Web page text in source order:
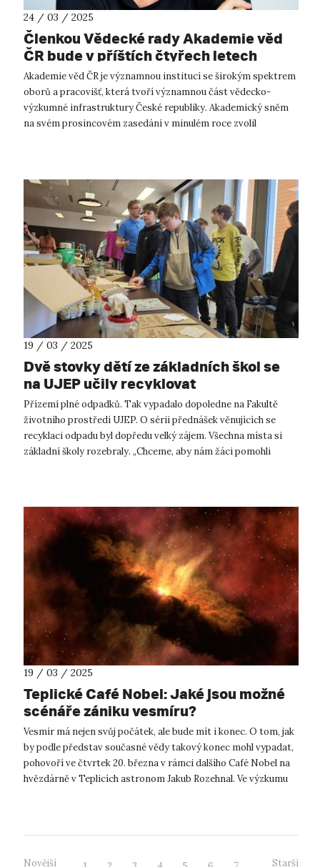
24 / 03 / 2025
Členkou Vědecké rady Akademie věd
ČR bude v příštích čtyřech letech
emeritní děkanka FF UJEP prof.
Michaela Hrubá
Akademie věd ČR je významnou institucí se širokým spektrem
oborů a pracovišť, která tvoří významnou část vědecko-
výzkumné infrastruktury České republiky. Akademický sněm
na svém prosincovém zasedání v minulém roce zvolil
19 / 03 / 2025
Dvě stovky dětí ze základních škol se
na UJEP učily recyklovat
Přízemí plné odpadků. Tak vypadalo dopoledne na Fakultě
životního prostředí UJEP. O sérii přednášek věnujících se
recyklaci odpadu byl dopředu velký zájem. Všechna místa si
základní školy rozebraly. „Chceme, aby nám žáci pomohli
19 / 03 / 2025
Teplické Café Nobel: Jaké jsou možné
scénáře zániku vesmíru?
Vesmír má nejen svůj počátek, ale bude mít i konec. O tom, jak
by podle představ současné vědy takový konec mohl vypadat,
pohovoří ve čtvrtek 20. března v rámci dalšího Café Nobel na
hvězdárně v Teplicích astronom Jakub Rozehnal. Ve výzkumu
Novější Starší